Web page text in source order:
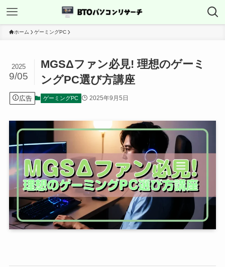
ホーム ゲーミングPC
MGSΔファン必見! 理想のゲーミ
ングPC選び方講座
2025
9/05
広告 ゲーミングPC 2025年9月5日